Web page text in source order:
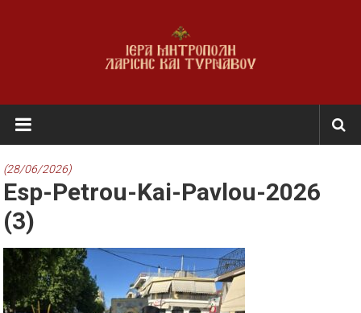
Ι.Μ.
Λαρίσης
&
Τυρνάβου
Εκκλησία
της
Ελλάδος
(28/06/2026)
Esp-Petrou-Kai-Pavlou-2026
(3)